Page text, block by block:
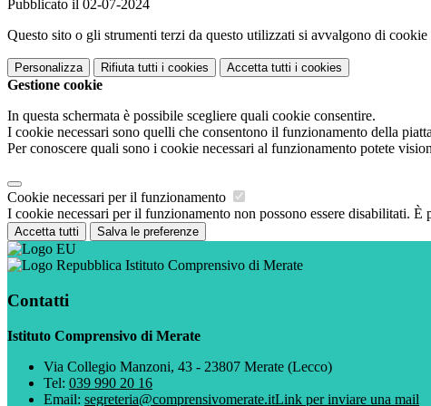
Pubblicato il 02-07-2024
Questo sito o gli strumenti terzi da questo utilizzati si avvalgono di
Personalizza Rifiuta tutti i cookies Accetta tutti i cookies
Gestione cookie
In questa schermata è possibile scegliere quali cookie consentire.
I cookie necessari sono quelli che consentono il funzionamento della
Per conoscere quali sono i cookie necessari al funzionamento potete
Cookie necessari per il funzionamento
I cookie necessari per il funzionamento non possono essere disabilitati.
Accetta tutti Salva le preferenze
Istituto Comprensivo di Merate
Contatti
Istituto Comprensivo di Merate
Via Collegio Manzoni, 43 - 23807 Merate (Lecco)
Tel: 039 990 20 16
Email: segreteria@comprensivomerate.itLink per inviare una mail